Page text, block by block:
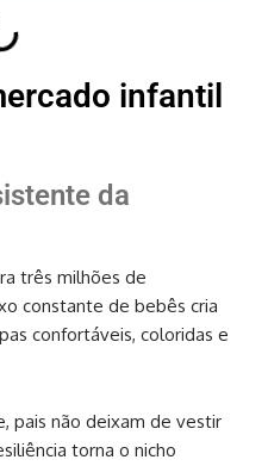
infantil
da
três milhões de
constante de bebês cria
confortáveis, coloridas e
pais não deixam de vestir
torna o nicho